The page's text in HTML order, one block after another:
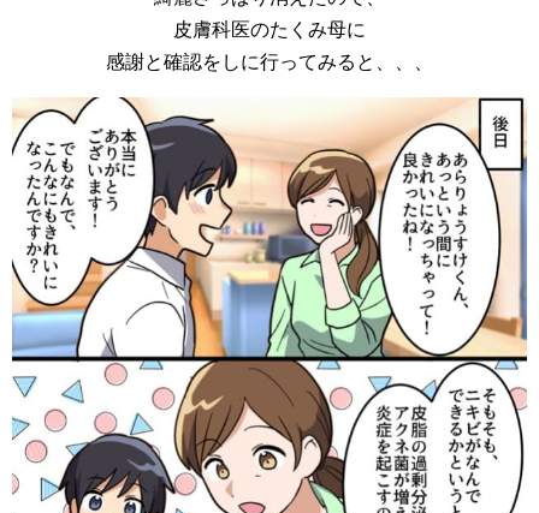
皮膚科医のたくみ母に
感謝と確認をしに行ってみると、、、